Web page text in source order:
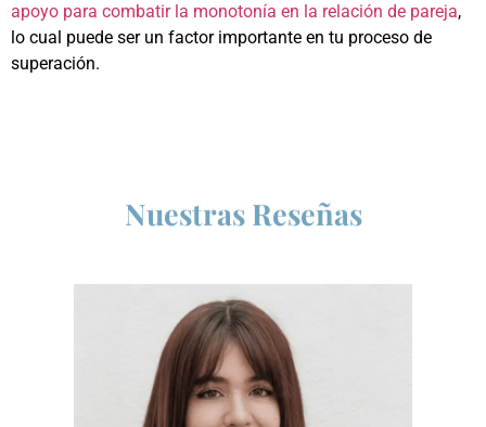
apoyo para combatir la monotonía en la relación de pareja,
lo cual puede ser un factor importante en tu proceso de
superación.
Nuestras Reseñas